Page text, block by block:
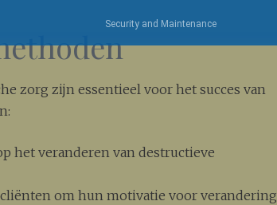
zorg zijn essentieel voor het succes van
het veranderen van destructieve
om hun motivatie voor verandering